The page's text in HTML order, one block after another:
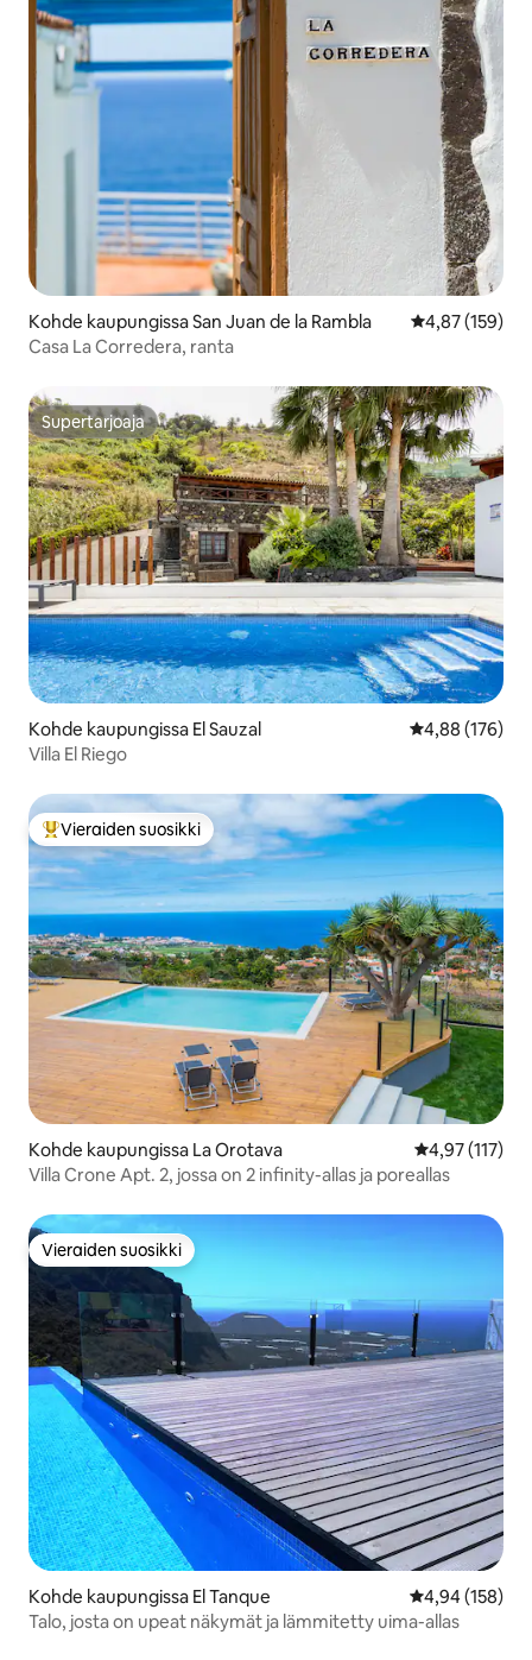
Kohde kaupungissa San Juan de la Rambla
4,87 (159)
Casa La Corredera, ranta
Supertarjoaja
Supertarjoaja
Kohde kaupungissa El Sauzal
4,88 (176)
Villa El Riego
Vieraiden suosikkien parhaimmistoa
Vieraiden suosikki
Kohde kaupungissa La Orotava
4,97 (117)
Villa Crone Apt. 2, jossa on 2 infinity-allas ja poreallas
Vieraiden suosikki
Vieraiden suosikki
Kohde kaupungissa El Tanque
4,94 (158)
Talo, josta on upeat näkymät ja lämmitetty uima-allas